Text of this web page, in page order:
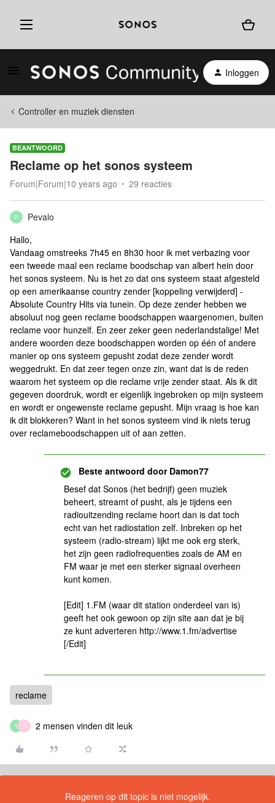
Inloggen
Controller en muziek diensten
BEANTWOORD
Reclame op het sonos systeem
Forum|Forum|10 years ago 29 reacties
P
Pevalo
Hallo,
Vandaag omstreeks 7h45 en 8h30 hoor ik met verbazing voor
een tweede maal een reclame boodschap van albert hein door
het sonos systeem. Nu is het zo dat ons systeem staat afgesteld
op een amerikaanse country zender [koppeling verwijderd] -
Absolute Country Hits via tunein. Op deze zender hebben we
absoluut nog geen reclame boodschappen waargenomen, buiten
reclame voor hunzelf. En zeer zeker geen nederlandstalige! Met
andere woorden deze boodschappen worden op één of andere
manier op ons systeem gepusht zodat deze zender wordt
weggedrukt. En dat zeer tegen onze zin, want dat is de reden
waarom het systeem op die reclame vrije zender staat. Als ik dit
gegeven doordruk, wordt er eigenlijk ingebroken op mijn systeem
en wordt er ongewenste reclame gepusht. Mijn vraag is hoe kan
ik dit blokkeren? Want in het sonos systeem vind ik niets terug
over reclameboodschappen uit of aan zetten.
Beste antwoord doorDamon77
Besef dat Sonos (het bedrijf) geen muziek
beheert, streamt of pusht, als je tijdens een
radiouitzending reclame hoort dan is dat toch
echt van het radiostation zelf. Inbreken op het
systeem (radio-stream) lijkt me ook erg sterk,
het zijn geen radiofrequenties zoals de AM en
FM waar je met een sterker signaal overheen
kunt komen.
[Edit] 1.FM (waar dit station onderdeel van is)
geeft het ook gewoon op zijn site aan dat je bij
ze kunt adverteren http://www.1.fm/advertise
[/Edit]
reclame
T S 2 mensen vinden dit leuk
Reageren op dit topic is niet mogelijk.